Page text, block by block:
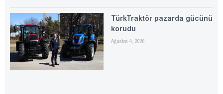
TürkTraktör pazarda gücünü
korudu
Ağustos 4, 2026